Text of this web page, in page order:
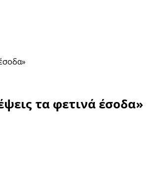
τα φετινά έσοδα»